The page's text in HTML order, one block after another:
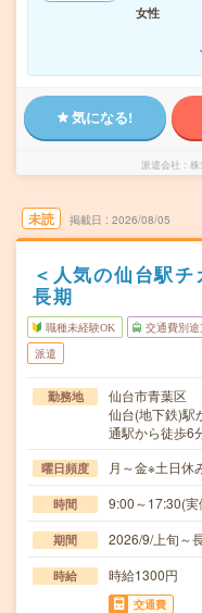
女性
気になる!
派遣会社 株
未読 掲載日 2026/08/05
＜人気の仙台駅
長期
職種未経験OK 交通費別途
派遣
勤務地
仙台市青葉区
仙台(地下鉄)駅
通駅から徒歩6
曜日頻度 月～金※土日休
時間 9:00～17:30(
期間 2026/9/上旬～
時給 時給1300円
交通費